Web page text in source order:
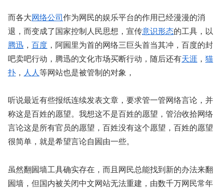
而各大网络公司 作为网民的娱乐平台的作用已经漫漫的消
退，而变成了国家控制人民思想，宣传意识形态的工具，以
腾迅 ， 百度 ，阿圌里为首的网络三巨头首当其冲，百度的封
吧卖吧行动，腾迅的文化市场买断行动，随后还有天涯 ， 猫
扑 ， 人人 等网站也是被管制的对象，
听说最近有些报纸连续发表文章，要求管一管网络言论，并
称这是百姓的愿望。我想这不是百姓的愿望，管治收拾网络
言论这是所有官员的愿望，百姓没有这个愿望，百姓的愿望
很简单，就是希望言论自圌由一些。
虽然翻圌墙工具确实存在，而且网民总能找到新的办法来翻
圌墙，但国内被关闭中文网站无法重建，由数千万网民常年